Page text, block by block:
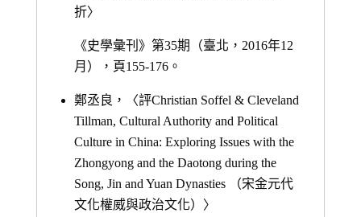
折〉
《史學彙刊》第35期（臺北，2016年12
月），頁155-176。
鄭丞良，〈評Christian Soffel & Cleveland
Tillman, Cultural Authority and Political
Culture in China: Exploring Issues with the
Zhongyong and the Daotong during the
Song, Jin and Yuan Dynasties （宋金元代
文化權威與政治文化）〉